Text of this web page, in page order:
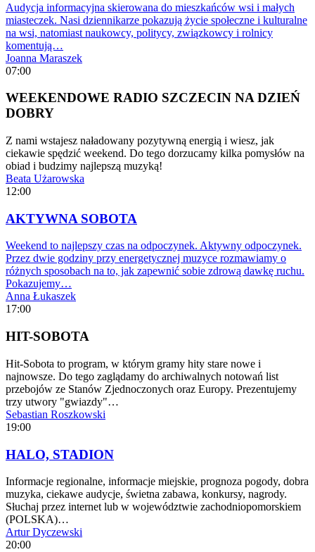
Audycja informacyjna skierowana do mieszkańców wsi i małych
miasteczek. Nasi dziennikarze pokazują życie społeczne i kulturalne
na wsi, natomiast naukowcy, politycy, związkowcy i rolnicy
komentują…
Joanna Maraszek
07:00
WEEKENDOWE RADIO SZCZECIN NA DZIEŃ
DOBRY
Z nami wstajesz naładowany pozytywną energią i wiesz, jak
ciekawie spędzić weekend. Do tego dorzucamy kilka pomysłów na
obiad i budzimy najlepszą muzyką!
Beata Użarowska
12:00
AKTYWNA SOBOTA
Weekend to najlepszy czas na odpoczynek. Aktywny odpoczynek.
Przez dwie godziny przy energetycznej muzyce rozmawiamy o
różnych sposobach na to, jak zapewnić sobie zdrową dawkę ruchu.
Pokazujemy…
Anna Łukaszek
17:00
HIT-SOBOTA
Hit-Sobota to program, w którym gramy hity stare nowe i
najnowsze. Do tego zaglądamy do archiwalnych notowań list
przebojów ze Stanów Zjednoczonych oraz Europy. Prezentujemy
trzy utwory "gwiazdy"…
Sebastian Roszkowski
19:00
HALO, STADION
Informacje regionalne, informacje miejskie, prognoza pogody, dobra
muzyka, ciekawe audycje, świetna zabawa, konkursy, nagrody.
Słuchaj przez internet lub w województwie zachodniopomorskiem
(POLSKA)…
Artur Dyczewski
20:00